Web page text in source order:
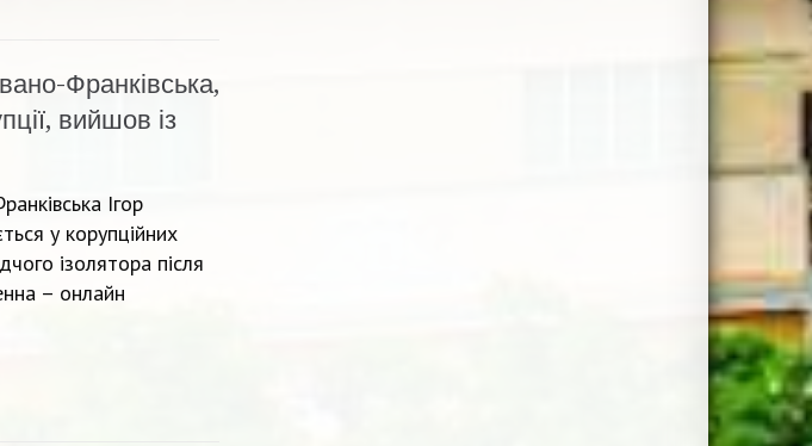
Франківська,
вийшов із
Ігор
у корупційних
ізолятора після
– онлайн